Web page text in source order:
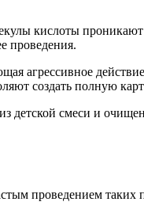
кислоты
проведения.
агрессивное
создать полную
детской смеси и
проведением таких